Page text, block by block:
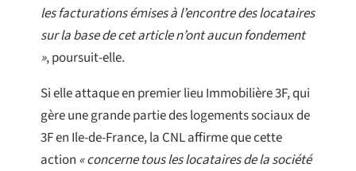
les facturations émises à l’encontre des locataires
sur la base de cet article n’ont aucun fondement
», poursuit-elle.
Si elle attaque en premier lieu Immobilière 3F, qui
gère une grande partie des logements sociaux de
3F en Ile-de-France, la CNL affirme que cette
action « concerne tous les locataires de la société